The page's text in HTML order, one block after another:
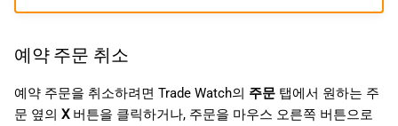
예약 주문 취소
예약 주문을 취소하려면 Trade Watch의 주문 탭에서 원하는 주
문 옆의 X버튼을 클릭하거나, 주문을 마우스 오른쪽 버튼으로